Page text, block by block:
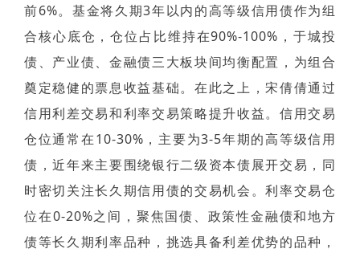
前6%。基金将久期3年以内的高等级信用债作为组
合核心底仓，仓位占比维持在90%-100%，于城投
债、产业债、金融债三大板块间均衡配置，为组合
奠定稳健的票息收益基础。在此之上，宋倩倩通过
信用利差交易和利率交易策略提升收益。信用交易
仓位通常在10-30%，主要为3-5年期的高等级信用
债，近年来主要围绕银行二级资本债展开交易，同
时密切关注长久期信用债的交易机会。利率交易仓
位在0-20%之间，聚焦国债、政策性金融债和地方
债等长久期利率品种，挑选具备利差优势的品种，